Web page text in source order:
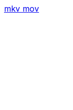
mkv mov